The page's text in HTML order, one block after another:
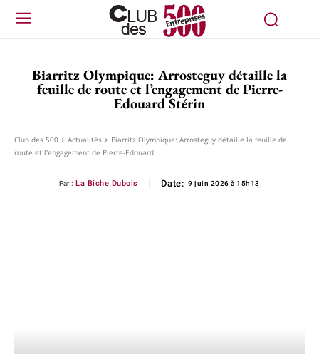
Biarritz Olympique: Arrosteguy détaille la
feuille de route et l’engagement de Pierre-
Edouard Stérin
Club des 500 Actualités
Biarritz Olympique: Arrosteguy détaille la feuille de
route et l'engagement de Pierre-Edouard...
Par : La Biche Dubois Date: 9 juin 2026 à 15h13